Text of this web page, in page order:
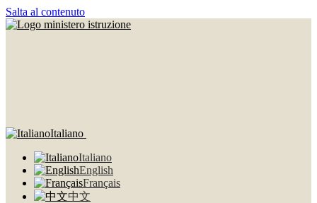
Salta al contenuto
Italiano
Italiano
English
Français
中文